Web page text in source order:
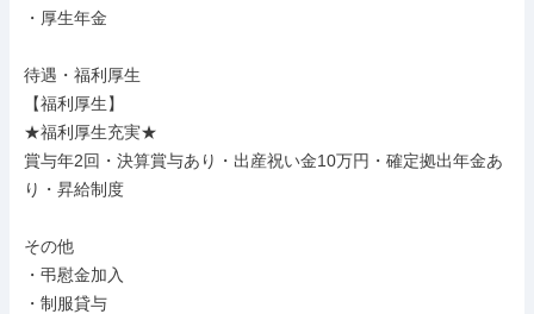
・厚生年金
待遇・福利厚生
【福利厚生】
★福利厚生充実★
賞与年2回・決算賞与あり・出産祝い金10万円・確定拠出年金あ
り・昇給制度
その他
・弔慰金加入
・制服貸与